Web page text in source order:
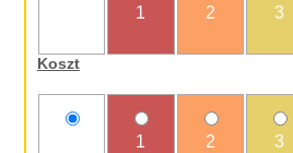
1 2 3
Koszt
1 2 3